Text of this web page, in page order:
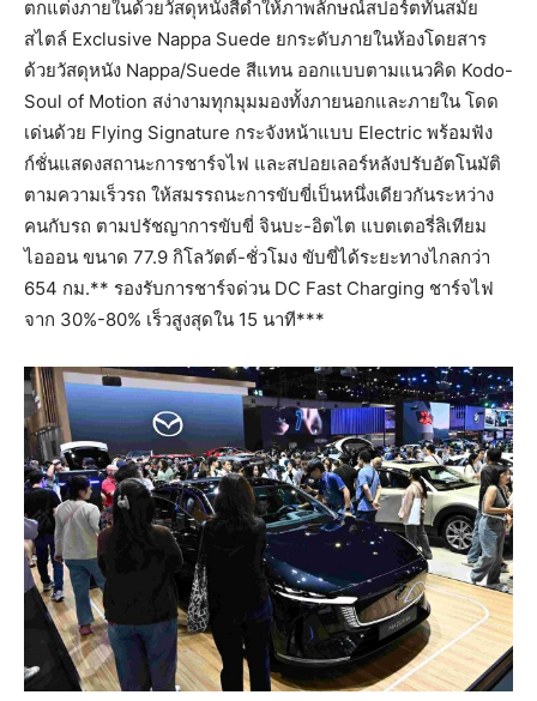
ตกแต่งภายในด้วยวัสดุหนังสีดำให้ภาพลักษณ์สปอร์ตทันสมัย
สไตล์ Exclusive Nappa Suede ยกระดับภายในห้องโดยสาร
ด้วยวัสดุหนัง Nappa/Suede สีแทน ออกแบบตามแนวคิด Kodo-
Soul of Motion สง่างามทุกมุมมองทั้งภายนอกและภายใน โดด
เด่นด้วย Flying Signature กระจังหน้าแบบ Electric พร้อมฟัง
ก์ชั่นแสดงสถานะการชาร์จไฟ และสปอยเลอร์หลังปรับอัตโนมัติ
ตามความเร็วรถ ให้สมรรถนะการขับขี่เป็นหนึ่งเดียวกันระหว่าง
คนกับรถ ตามปรัชญาการขับขี่ จินบะ-อิตไต แบตเตอรี่ลิเทียม
ไอออน ขนาด 77.9 กิโลวัตต์-ชั่วโมง ขับขี่ได้ระยะทางไกลกว่า
654 กม.** รองรับการชาร์จด่วน DC Fast Charging ชาร์จไฟ
จาก 30%-80% เร็วสูงสุดใน 15 นาที***